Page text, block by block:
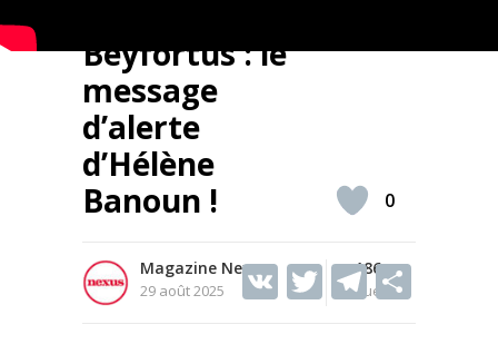
Beyfortus : le
message
d’alerte
d’Hélène
Banoun !
Magazine Nexus
29 août 2025
186
Vues
V T T
0